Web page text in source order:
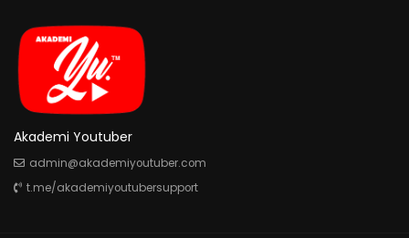
Akademi Youtuber
admin@akademiyoutuber.com
t.me/akademiyoutubersupport